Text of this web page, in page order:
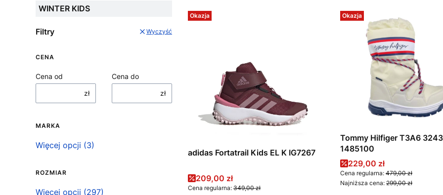
WINTER KIDS
Filtry Wyczyść
CENA
Cena od
zł
Cena do
zł
MARKA
Marka
Więcej opcji (3)
ROZMIAR
Rozmiar
Więcej opcji (297)
Okazja
adidas Fortatrail Kids EL K IG7267
Cena promocyjna
209,00 zł
Cena regularna: 349,00 zł
Okazja
Tommy Hilfiger T3A6
1485100
Cena promocyjna
229,00 zł
Cena regularna: 479,00 zł
Najniższa cena: 299,00 zł